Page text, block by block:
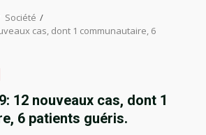
Société
cas, dont 1 communautaire, 6
12 nouveaux cas, dont 1
6 patients guéris.